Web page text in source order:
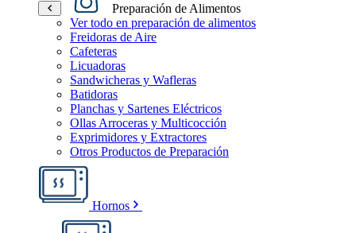
Preparación de Alimentos
Ver todo en preparación de alimentos
Freidoras de Aire
Cafeteras
Licuadoras
Sandwicheras y Wafleras
Batidoras
Planchas y Sartenes Eléctricos
Ollas Arroceras y Multicocción
Exprimidores y Extractores
Otros Productos de Preparación
Hornos